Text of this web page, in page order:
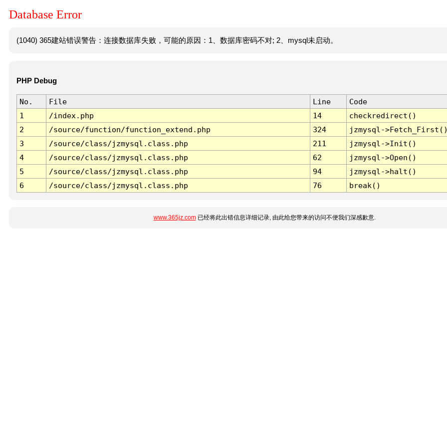
Database Error
(1040) 365建站错误警告：连接数据库失败，可能的原因：1、数据库密码不对; 2、mysql未启动。
PHP Debug
No. File Line
Code
1
/index.php 14
checkredirect()
2
/source/function/function_extend.php 324
jzmysql-
3
/source/class/jzmysql.class.php 211
jzmysql->Init()
4
/source/class/jzmysql.class.php 62
jzmysql->Open()
5
/source/class/jzmysql.class.php 94
jzmysql->halt()
6
/source/class/jzmysql.class.php 76 break()
www.365jz.com已经将此出错信息详细记录, 由此给您带来的访问不便我们深感歉意.